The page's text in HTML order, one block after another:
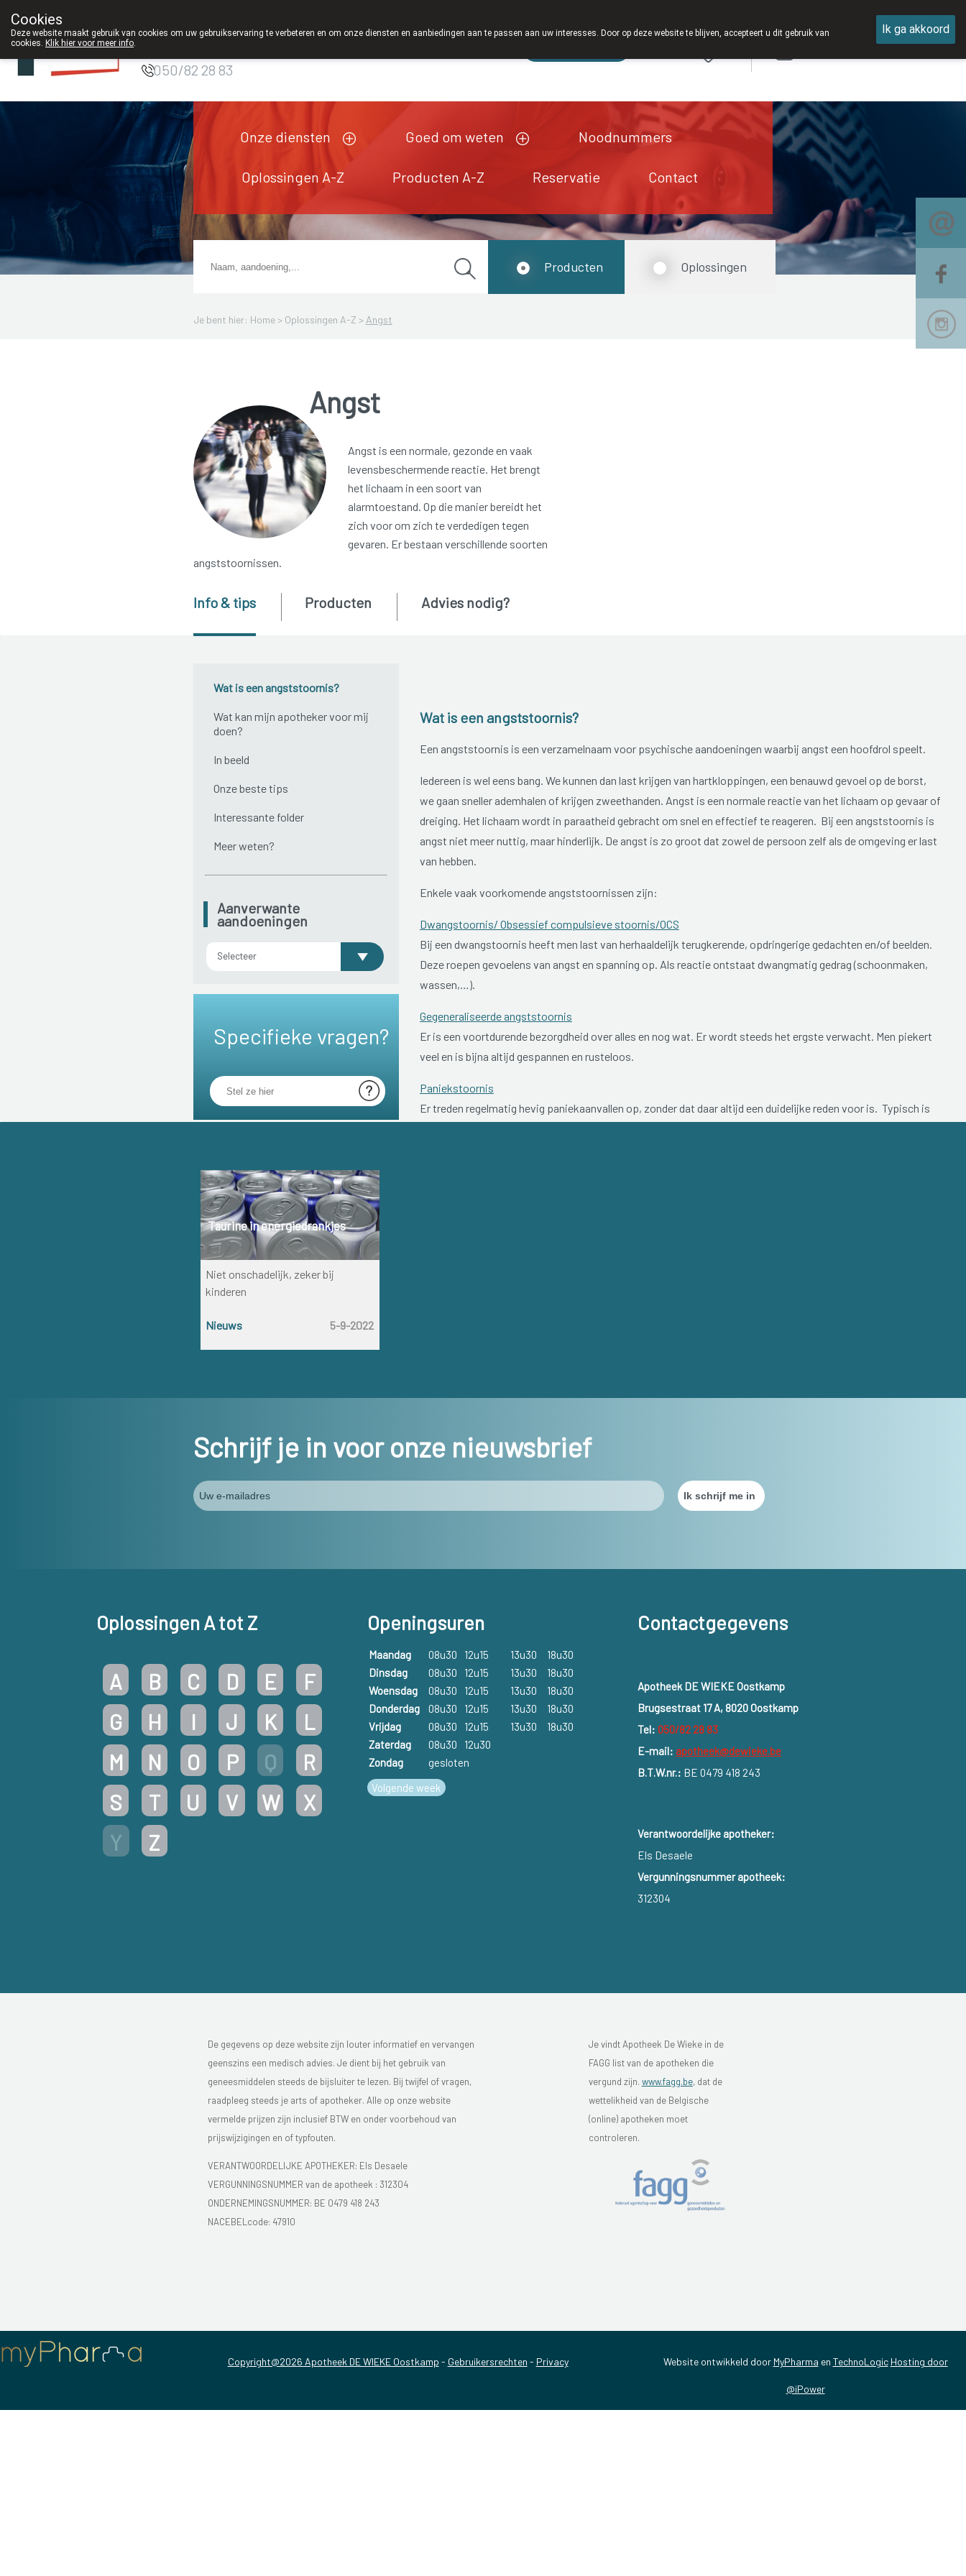
Apotheek DE
WIEKE Oostkamp
050/82 28 83
Onze diensten Goed om weten Noodnummers
Oplossingen A-Z Producten A-Z Reservatie Contact
Je bent hier: Home > Oplossingen A-Z > Angst
Producten Oplossingen
Angst
Angst is een normale, gezonde en vaak
levensbeschermende reactie. Het brengt
het lichaam in een soort van
alarmtoestand. Op die manier bereidt het
zich voor om zich te verdedigen tegen
gevaren. Er bestaan verschillende soorten
angststoornissen.
Wat is een angststoornis?
Wat kan mijn apotheker voor mij
doen?
In beeld
Onze beste tips
Interessante folder
Meer weten?
Aanverwante
aandoeningen
Selecteer
Specifieke vragen?
Info & tips Producten Advies nodig?
Wat is een angststoornis?
Een angststoornis is een verzamelnaam voor psychische aandoeningen waarbij angst een hoofdrol speelt.
Iedereen is wel eens bang. We kunnen dan last krijgen van hartkloppingen, een benauwd gevoel op de borst,
we gaan sneller ademhalen of krijgen zweethanden. Angst is een normale reactie van het lichaam op gevaar of
dreiging. Het lichaam wordt in paraatheid gebracht om snel en effectief te reageren. Bij een angststoornis is
angst niet meer nuttig, maar hinderlijk. De angst is zo groot dat zowel de persoon zelf als de omgeving er last
van hebben.
Enkele vaak voorkomende angststoornissen zijn:
Dwangstoornis/ Obsessief compulsieve stoornis/OCS
Bij een dwangstoornis heeft men last van herhaaldelijk terugkerende, opdringerige gedachten en/of beelden.
Deze roepen gevoelens van angst en spanning op. Als reactie ontstaat dwangmatig gedrag (schoonmaken,
wassen,…).
Gegeneraliseerde angststoornis
Er is een voortdurende bezorgdheid over alles en nog wat. Er wordt steeds het ergste verwacht. Men piekert
veel en is bijna altijd gespannen en rusteloos.
Paniekstoornis
Er treden regelmatig hevig paniekaanvallen op, zonder dat daar altijd een duidelijke reden voor is. Typisch is
Taurine in energiedrankjes
Niet onschadelijk, zeker bij
kinderen
Nieuws 5-9-2022
Schrijf je in voor onze nieuwsbrief
Oplossingen A tot Z
A B C D E
F
G
H I J K
L
M
N O P Q
R
S
T U V W
X
Y
Z
Openingsuren
Maandag 08u30 12u15 13u30
18u30
Dinsdag
08u30 12u15 13u30
18u30
Woensdag
08u30 12u15 13u30
18u30
Donderdag
08u30 12u15 13u30
18u30
Vrijdag
08u30 12u15 13u30
18u30
Zaterdag
08u30
12u30
Zondag
gesloten
Volgende week
Contactgegevens
Apotheek DE WIEKE Oostkamp
Brugsestraat 17 A, 8020 Oostkamp
Tel: 050/82 28 83
E-mail: apotheek@dewieke.be
B.T.W.nr.: BE 0479 418 243
Verantwoordelijke apotheker:
Els Desaele
Vergunningsnummer apotheek:
312304
De gegevens op deze website zijn louter informatief en vervangen
geenszins een medisch advies. Je dient bij het gebruik van
geneesmiddelen steeds de bijsluiter te lezen. Bij twijfel of vragen,
raadpleeg steeds je arts of apotheker. Alle op onze website
vermelde prijzen zijn inclusief BTW en onder voorbehoud van
prijswijzigingen en of typfouten.
VERANTWOORDELIJKE APOTHEKER: Els Desaele
VERGUNNINGSNUMMER van de apotheek : 312304
ONDERNEMINGSNUMMER: BE 0479 418 243
NACEBELcode: 47910
Je vindt Apotheek De Wieke in de
FAGG list van de apotheken die
vergund zijn. www.fagg.be, dat de
wettelikheid van de Belgische
(online) apotheken moet
controleren.
Copyright@2026 Apotheek DE WIEKE Oostkamp - Gebruikersrechten - Privacy Website ontwikkeld door MyPharma en TechnoLogic Hosting door
@iPower
Cookies
Deze website maakt gebruik van cookies om uw gebruikservaring te verbeteren en om onze diensten en aanbiedingen aan te passen aan uw interesses. Door op deze website te blijven, accepteert u dit gebruik van
cookies. Klik hier voor meer info.
Ik ga akkoord